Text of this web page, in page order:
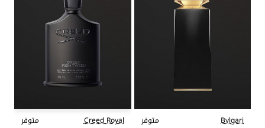
Bvlgari
متوفر
Creed Royal
متوفر